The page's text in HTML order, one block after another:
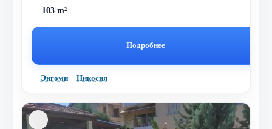
103 m²
Подробнее
Энгоми Никосия